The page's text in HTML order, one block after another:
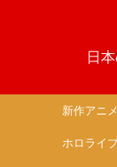
日
新作アニメ
ホロライ